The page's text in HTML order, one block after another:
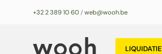
+32 2 389 10 60 /web@wooh.be
LIQUIDATIE